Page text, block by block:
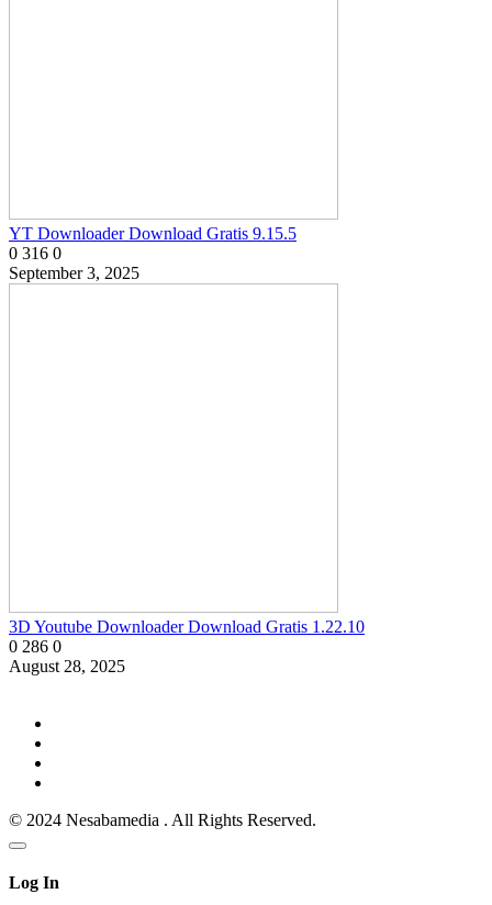
YT Downloader Download Gratis 9.15.5
0 316 0
September 3, 2025
3D Youtube Downloader Download Gratis 1.22.10
0 286 0
August 28, 2025
© 2024 Nesabamedia . All Rights Reserved.
Log In